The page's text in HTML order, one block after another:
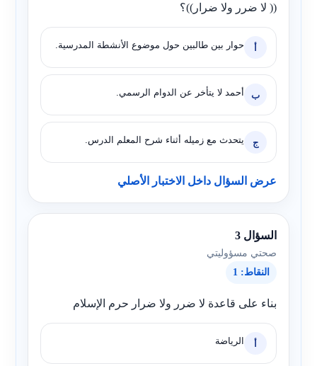
(( لا ضرر ولا ضرار))؟
أ حوار بين طالبين حول موضوع الأنشطة المدرسية.
ب أحمد لا يتأخر عن الدوام الرسمي.
ج يتحدث مع زميله أثناء شرح المعلم الدرس.
عرض السؤال داخل الاختبار الأصلي
السؤال 3
صحتي مسؤوليتي
النقاط: 1
بناء على قاعدة لا ضرر ولا ضرار حرم الإسلام
أ الرياضة